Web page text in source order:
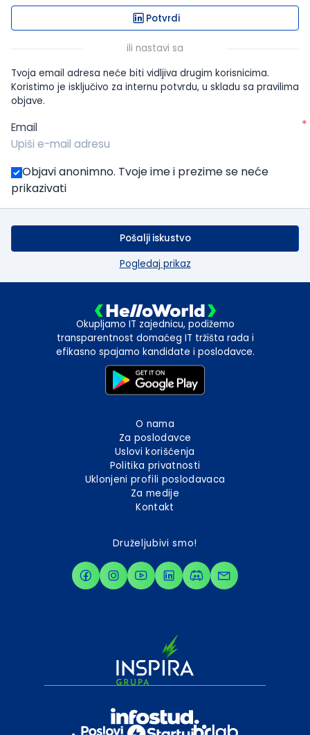
Potvrdi
ili nastavi sa
Tvoja email adresa neće biti vidljiva drugim korisnicima.
Koristimo je isključivo za internu potvrdu, u skladu sa pravilima
objave.
Email *
Objavi anonimno. Tvoje ime i prezime se neće
prikazivati
Pošalji iskustvo
Pogledaj prikaz
Okupljamo IT zajednicu, podižemo
transparentnost domaćeg IT tržišta rada i
efikasno spajamo kandidate i poslodavce.
O nama
Za poslodavce
Uslovi korišćenja
Politika privatnosti
Uklonjeni profili poslodavaca
Za medije
Kontakt
Druželjubivi smo!